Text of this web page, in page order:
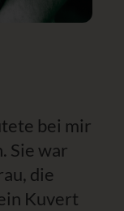
bei mir
Sie war
die
Kuvert